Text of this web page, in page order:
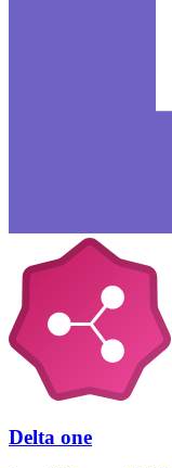
Delta one